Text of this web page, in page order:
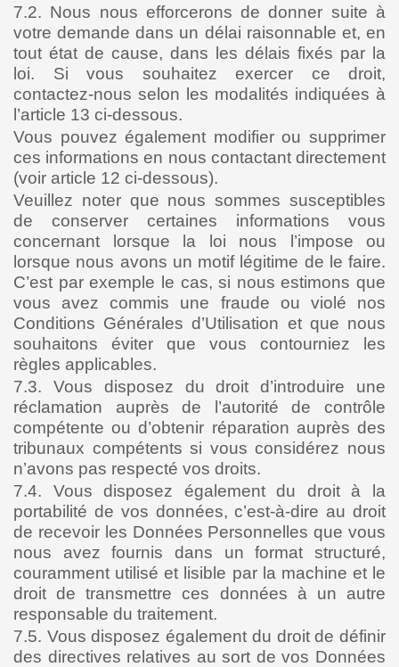
7.2. Nous nous efforcerons de donner suite à
votre demande dans un délai raisonnable et, en
tout état de cause, dans les délais fixés par la
loi. Si vous souhaitez exercer ce droit,
contactez-nous selon les modalités indiquées à
l’article 13 ci-dessous.
Vous pouvez également modifier ou supprimer
ces informations en nous contactant directement
(voir article 12 ci-dessous).
Veuillez noter que nous sommes susceptibles
de conserver certaines informations vous
concernant lorsque la loi nous l’impose ou
lorsque nous avons un motif légitime de le faire.
C’est par exemple le cas, si nous estimons que
vous avez commis une fraude ou violé nos
Conditions Générales d’Utilisation et que nous
souhaitons éviter que vous contourniez les
règles applicables.
7.3. Vous disposez du droit d’introduire une
réclamation auprès de l’autorité de contrôle
compétente ou d’obtenir réparation auprès des
tribunaux compétents si vous considérez nous
n’avons pas respecté vos droits.
7.4. Vous disposez également du droit à la
portabilité de vos données, c’est-à-dire au droit
de recevoir les Données Personnelles que vous
nous avez fournis dans un format structuré,
couramment utilisé et lisible par la machine et le
droit de transmettre ces données à un autre
responsable du traitement.
7.5. Vous disposez également du droit de définir
des directives relatives au sort de vos Données